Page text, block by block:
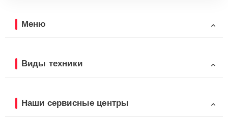
Меню
Виды техники
Наши сервисные центры